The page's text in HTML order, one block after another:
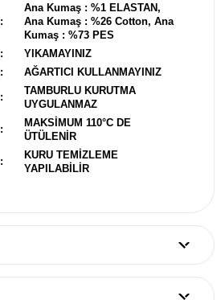
:
Ana Kumaş : %1 ELASTAN,
Ana Kumaş : %26 Cotton, Ana
Kumaş : %73 PES
:
YIKAMAYINIZ
: AĞARTICI KULLANMAYINIZ
:
TAMBURLU KURUTMA
UYGULANMAZ
:
MAKSİMUM 110°C DE
ÜTÜLENİR
:
KURU TEMİZLEME
YAPILABİLİR